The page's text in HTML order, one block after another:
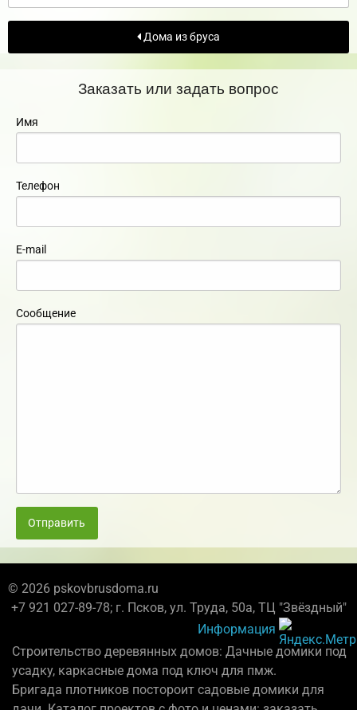
Дома из бруса
Заказать или задать вопрос
Имя
Телефон
E-mail
Сообщение
Отправить
© 2026 pskovbrusdoma.ru
+7 921 027-89-78; г. Псков, ул. Труда, 50а, ТЦ "Звёздный"
Информация
Строительство деревянных домов: Дачные домики под
усадку, каркасные дома под ключ для пмж.
Бригада плотников постороит садовые домики для